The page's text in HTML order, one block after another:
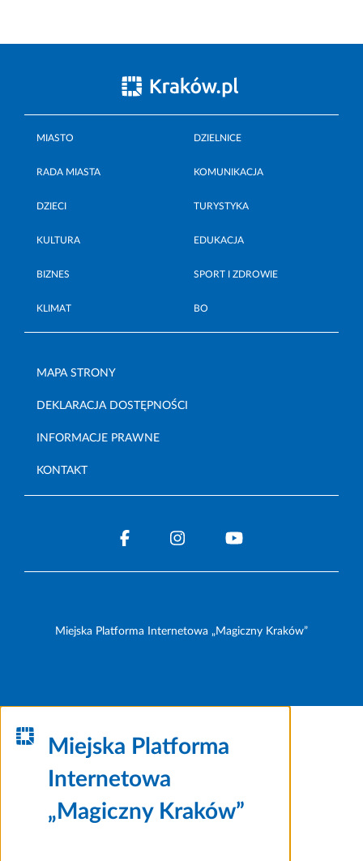
MIASTO DZIELNICE
RADA MIASTA KOMUNIKACJA
DZIECI TURYSTYKA
KULTURA EDUKACJA
BIZNES SPORT I ZDROWIE
KLIMAT BO
MAPA STRONY
DEKLARACJA DOSTĘPNOŚCI
INFORMACJE PRAWNE
KONTAKT
Miejska Platforma Internetowa „Magiczny Kraków”
Miejska Platforma
Internetowa
„Magiczny Kraków”